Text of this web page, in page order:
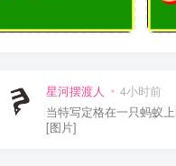
星河摆渡人 4小时前
当特写定格在一只蚂蚁
[图片]